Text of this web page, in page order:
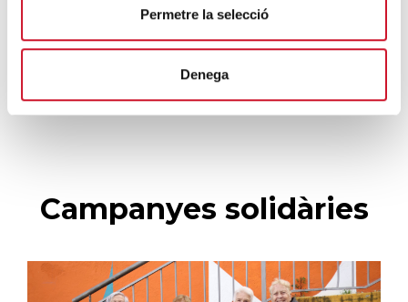
Permetre la selecció
Denega
El voluntariat, una oportunitat per fer
créixer el Maresme
Campanyes solidàries